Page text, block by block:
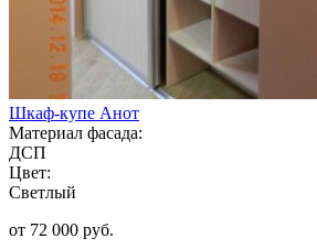
Шкаф-купе Анот
Материал фасада:
ДСП
Цвет:
Светлый
от 72 000 руб.